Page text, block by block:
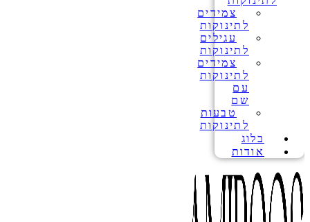
צמידים
לתינוקות
עגילים
לתינוקות
צמידים
לתינוקות
עם
שם
טבעות
לתינוקות
בלוג
אודות